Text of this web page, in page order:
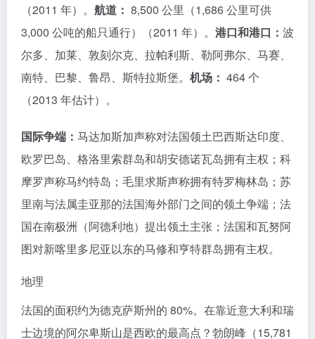
（2011 年）。 航道： 8,500 公里（1,686 公里可供
3,000 公吨的船只通行）（2011 年）。 港口和港口： 波
尔多、加莱、敦刻尔克、拉帕利斯、勒阿弗尔、马赛、
南特、巴黎、鲁昂、斯特拉斯堡。 机场： 464 个
（2013 年估计）。
国际争端： 马达加斯加声称对法国领土巴西斯达印度、
欧罗巴岛、格洛里索群岛和胡安德诺瓦岛拥有主权；科
摩罗声称马约特岛；毛里求斯声称拥有特罗梅林岛；苏
里南与法属圭亚那的法国海外部门之间的领土争端；法
国在南极洲（阿德利地）提出领土主张；法国和瓦努阿
图对新喀里多尼亚以东的马修和亨特群岛拥有主权。
地理
法国的面积约为德克萨斯州的 80%。在靠近意大利和瑞
士边境的阿尔卑斯山是西欧的最高点？勃朗峰（15,781